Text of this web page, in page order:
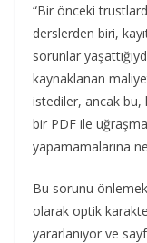
“Bir önceki
derslerden biri,
sorunlar
kaynaklanan
istediler, ancak bu,
bir PDF ile
yapamamalarına
Bu sorunu
olarak optik
yararlanıyor ve